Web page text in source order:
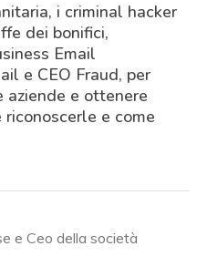
i criminal hacker
dei bonifici,
Email
e CEO Fraud, per
aziende e ottenere
e come
e Ceo della società